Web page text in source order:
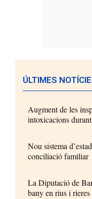
ÚLTIMES
Augment de les
intoxicacions
Nou sistema
conciliació familiar
La Diputació de
bany en rius i rieres